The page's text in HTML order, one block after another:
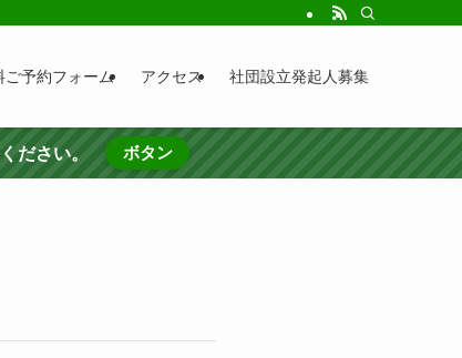
ご予約フォーム アクセス 社団設立発起人募集
ださい。 ボタン